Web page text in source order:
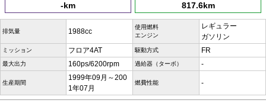
-km 817.6km
排気量 1988cc
使用燃料
エンジン
レギュラー
ガソリン
ミッション フロア4AT 駆動方式 FR
最大出力 160ps/6200rpm 過給器（ターボ） -
生産期間
1999年09月～200
1年07月
燃費性能 -